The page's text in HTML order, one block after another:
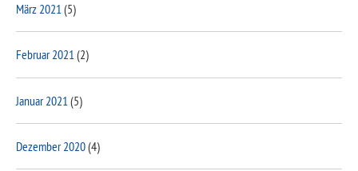
März 2021(5)
Februar 2021(2)
Januar 2021 (5)
Dezember 2020(4)